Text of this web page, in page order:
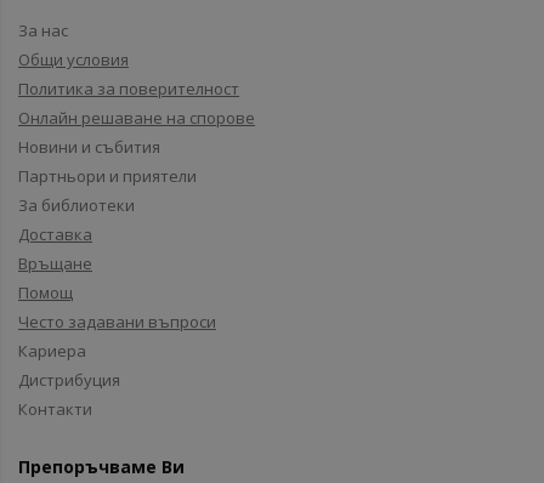
За нас
Общи условия
Политика за поверителност
Онлайн решаване на спорове
Новини и събития
Партньори и приятели
За библиотеки
Доставка
Връщане
Помощ
Често задавани въпроси
Кариера
Дистрибуция
Контакти
Препоръчваме Ви